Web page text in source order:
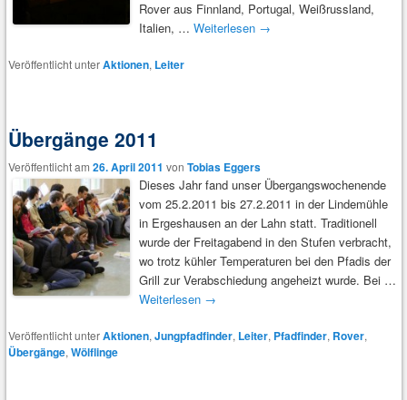
Rover aus Finnland, Portugal, Weißrussland,
Italien, …Weiterlesen →
Veröffentlicht unterAktionen, Leiter
Übergänge 2011
Veröffentlicht am26. April 2011 vonTobias Eggers
Dieses Jahr fand unser Übergangswochenende
vom 25.2.2011 bis 27.2.2011 in der Lindemühle
in Ergeshausen an der Lahn statt. Traditionell
wurde der Freitagabend in den Stufen verbracht,
wo trotz kühler Temperaturen bei den Pfadis der
Grill zur Verabschiedung angeheizt wurde. Bei …
Weiterlesen →
Veröffentlicht unterAktionen,Jungpfadfinder, Leiter, Pfadfinder, Rover,
Übergänge,Wölflinge